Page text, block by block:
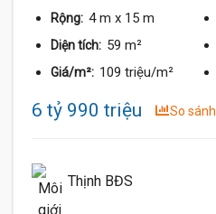
Rộng: 4 m x 15 m
Diện tích: 59 m²
Giá/m²: 109 triệu/m²
6 tỷ 990 triệu So sánh
Thịnh BĐS